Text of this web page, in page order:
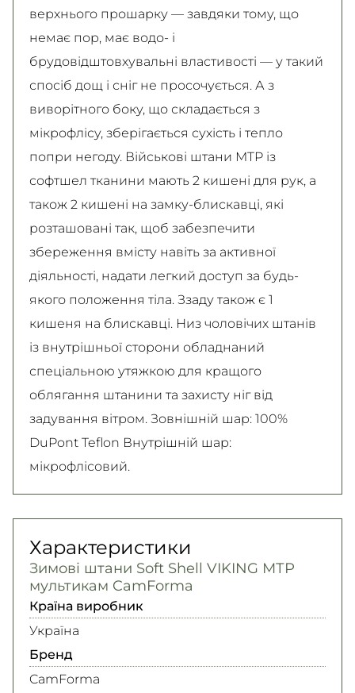
верхнього прошарку — завдяки тому, що
немає пор, має водо- і
брудовідштовхувальні властивості — у такий
спосіб дощ і сніг не просочується. А з
виворітного боку, що складається з
мікрофлісу, зберігається сухість і тепло
попри негоду. Військові штани MTP із
софтшел тканини мають 2 кишені для рук, а
також 2 кишені на замку-блискавці, які
розташовані так, щоб забезпечити
збереження вмісту навіть за активної
діяльності, надати легкий доступ за будь-
якого положення тіла. Ззаду також є 1
кишеня на блискавці. Низ чоловічих штанів
із внутрішньої сторони обладнаний
спеціальною утяжкою для кращого
облягання штанини та захисту ніг від
задування вітром. Зовнішній шар: 100%
DuPont Teflon Внутрішній шар:
мікрофлісовий.
Характеристики
Зимові штани Soft Shell VIKING МТР
мультикам CamForma
Країна виробник
Україна
Бренд
CamForma